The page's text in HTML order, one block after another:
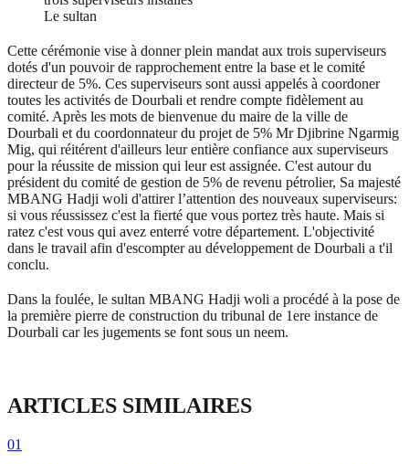
Le sultan
Cette cérémonie vise à donner plein mandat aux trois superviseurs
dotés d'un pouvoir de rapprochement entre la base et le comité
directeur de 5%. Ces superviseurs sont aussi appelés à coordoner
toutes les activités de Dourbali et rendre compte fidèlement au
comité. Après les mots de bienvenue du maire de la ville de
Dourbali et du coordonnateur du projet de 5% Mr Djibrine Ngarmig
Mig, qui réitérent d'ailleurs leur entière confiance aux superviseurs
pour la réussite de mission qui leur est assignée. C'est autour du
président du comité de gestion de 5% de revenu pétrolier, Sa majesté
MBANG Hadji woli d'attirer l’attention des nouveaux superviseurs:
si vous réussissez c'est la fierté que vous portez très haute. Mais si
ratez c'est vous qui avez enterré votre département. L'objectivité
dans le travail afin d'escompter au développement de Dourbali a t'il
conclu.
Dans la foulée, le sultan MBANG Hadji woli a procédé à la pose de
la première pierre de construction du tribunal de 1ere instance de
Dourbali car les jugements se font sous un neem.
ARTICLES SIMILAIRES
01